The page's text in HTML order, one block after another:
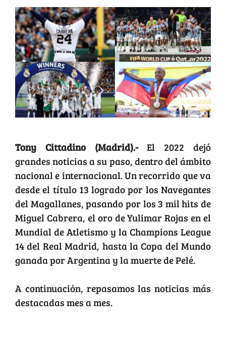
Tony Cittadino (Madrid).-El 2022 dejó
grandes noticias a su paso, dentro del ámbito
nacional e internacional. Un recorrido que va
desde el título 13 logrado por los Navegantes
del Magallanes, pasando por los 3 mil hits de
Miguel Cabrera, el oro de Yulimar Rojas en el
Mundial de Atletismo y la Champions League
14 del Real Madrid, hasta la Copa del Mundo
ganada por Argentina y la muerte de Pelé.
A continuación, repasamos las noticias más
destacadas mes a mes.